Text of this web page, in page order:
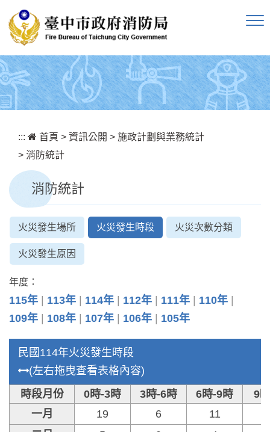
::: 首頁 > 資訊公開 > 施政計劃與業務統計
> 消防統計
消防統計
火災發生場所 火災發生時段 火災次數分類
火災發生原因
年度：
115年 113年 114年 112年 111年
110年
109年
108年 107年 106年 105年
民國114年火災發生時段
(左右拖曳查看表格內容)
時段月份
0時-3時 3時-6時 6時-9時
9
一月
19 6 11